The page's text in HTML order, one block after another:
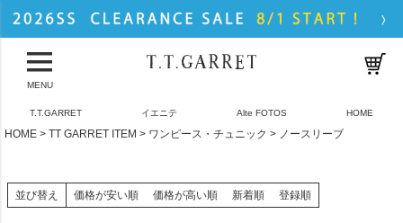
MENU
T.T.GARRET イエニテ Alte FOTOS HOME
HOME TT GARRET ITEM ワンピース・チュニック ノースリーブ
並び替え 価格が安い順 価格が高い順 新着順 登録順